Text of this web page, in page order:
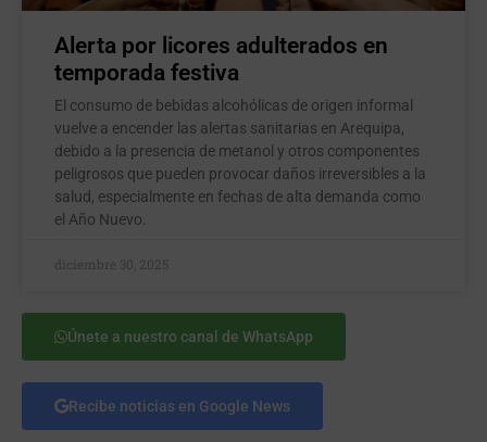
Alerta por licores adulterados en
temporada festiva
El consumo de bebidas alcohólicas de origen informal
vuelve a encender las alertas sanitarias en Arequipa,
debido a la presencia de metanol y otros componentes
peligrosos que pueden provocar daños irreversibles a la
salud, especialmente en fechas de alta demanda como
el Año Nuevo.
diciembre 30, 2025
Únete a nuestro canal de WhatsApp
Recibe noticias en Google News